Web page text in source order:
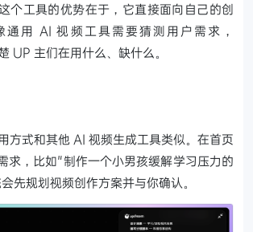
个工具的优势在于，它直接面向自己的创
通用 AI 视频工具需要猜测用户需求，
UP 主们在用什么、缺什么。
式和其他 AI 视频生成工具类似。在首页
求，比如"制作一个小男孩缓解学习压力的
先规划视频创作方案并与你确认。